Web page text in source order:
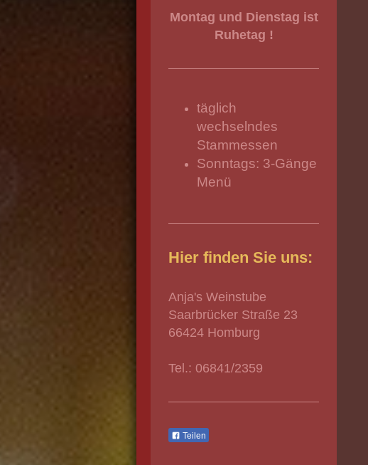
Montag und Dienstag ist
Ruhetag !
täglich
wechselndes
Stammessen
Sonntags: 3-Gänge
Menü
Hier finden Sie uns:
Anja's Weinstube
Saarbrücker Straße 23
66424 Homburg
Tel.: 06841/2359
Teilen